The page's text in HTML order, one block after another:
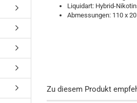
Liquidart: Hybrid-
Abmessungen: 110 x
Zu diesem Produkt